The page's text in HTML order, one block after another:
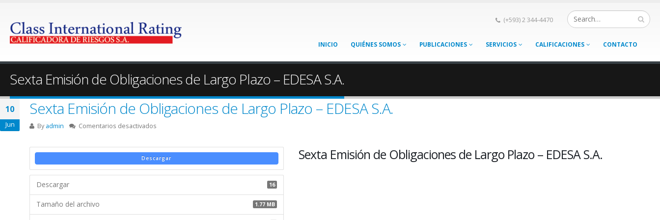
(+593) 2 344-4470
INICIO QUIÉNES SOMOS PUBLICACIONES SERVICIOS CALIFICACIONES CONTACTO
Sexta Emisión de Obligaciones de Largo Plazo – EDESA S.A.
10
Jun
Sexta Emisión de Obligaciones de Largo Plazo – EDESA S.A.
By admin Comentarios desactivados
Emisión
de
Obligaciones
Descargar
Descargar 16
Tamaño del archivo 1.77 MB
Sexta Emisión de Obligaciones de Largo Plazo – EDESA S.A.